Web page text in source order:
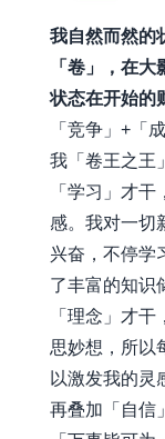
我自然而然的
「卷」，在
状态在开始的
「竞争」+「
我「卷王之王
「学习」才
感。我对一切
兴奋，不停学
了丰富的知识
「理念」才
思妙想，所以
以激发我的灵
再叠加「自信